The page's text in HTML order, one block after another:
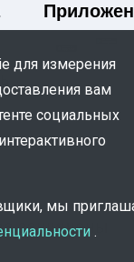
защищены
для измерения
вам
социальных
мы
.